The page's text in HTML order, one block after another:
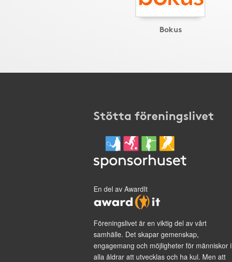
Bokus
Stötta föreningslivet
En del av AwardIt
Föreningslivet är en viktig del av vårt
samhälle. Det skapar gemenskap,
engagemang och möjligheter för människor i
alla åldrar att utvecklas och ha kul. Men att